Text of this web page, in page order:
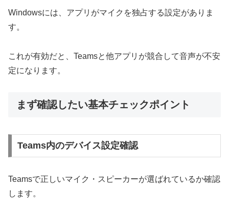
Windowsには、アプリがマイクを独占する設定がありま
す。
これが有効だと、Teamsと他アプリが競合して音声が不安
定になります。
まず確認したい基本チェックポイント
Teams内のデバイス設定確認
Teamsで正しいマイク・スピーカーが選ばれているか確認
します。